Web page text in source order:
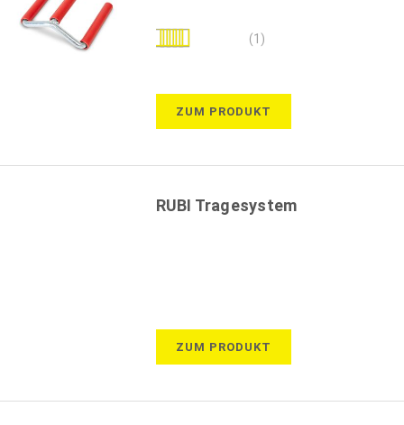
Bewertung: (1)
ZUM PRODUKT
RUBI Tragesystem
ZUM PRODUKT